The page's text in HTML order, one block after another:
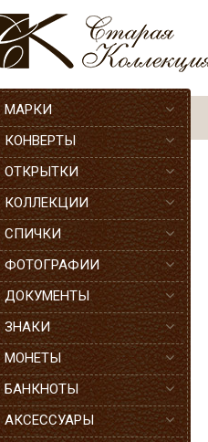
МАРКИ
КОНВЕРТЫ
ОТКРЫТКИ
КОЛЛЕКЦИИ
СПИЧКИ
ФОТОГРАФИИ
ДОКУМЕНТЫ
ЗНАКИ
МОНЕТЫ
БАНКНОТЫ
АКСЕССУАРЫ